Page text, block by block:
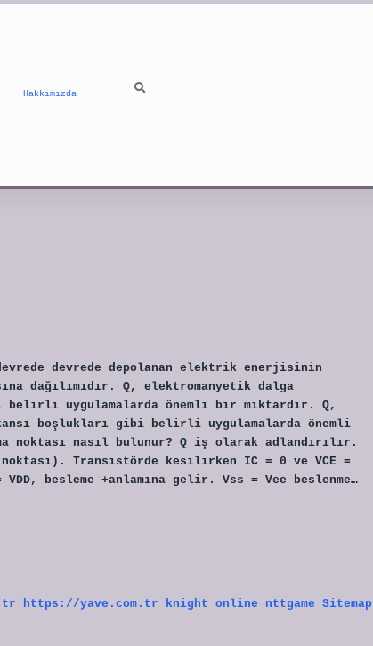
Hakkımızda
devrede depolanan elektrik enerjisinin
dağılımıdır. Q, elektromanyetik dalga
belirli uygulamalarda önemli bir miktardır. Q,
boşlukları gibi belirli uygulamalarda önemli
noktası nasıl bulunur? Q iş olarak adlandırılır.
noktası). Transistörde kesilirken IC = 0 ve VCE =
besleme +anlamına gelir. Vss = Vee beslenme…
https://yave.com.tr knight online nttgame Sitemap